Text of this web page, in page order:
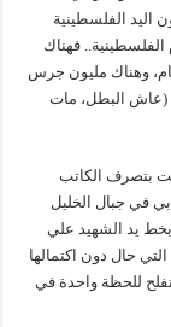
اليد الفلسطينية
فهناك
وهناك مليون جرس
(عاش البطل، مات
لقد وضعت بتصرف الكاتب
في جبال الخليل
يد الشهيد علي
حال دون اكتمالها
تفلح للحظة واحدة في